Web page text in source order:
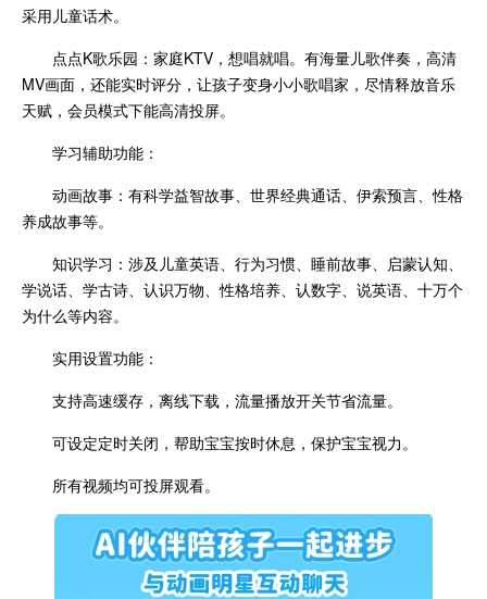
采用儿童话术。
点点K歌乐园：家庭KTV，想唱就唱。有海量儿歌伴奏，高清
MV画面，还能实时评分，让孩子变身小小歌唱家，尽情释放音乐
天赋，会员模式下能高清投屏。
学习辅助功能：
动画故事：有科学益智故事、世界经典通话、伊索预言、性格
养成故事等。
知识学习：涉及儿童英语、行为习惯、睡前故事、启蒙认知、
学说话、学古诗、认识万物、性格培养、认数字、说英语、十万个
为什么等内容。
实用设置功能：
支持高速缓存，离线下载，流量播放开关节省流量。
可设定定时关闭，帮助宝宝按时休息，保护宝宝视力。
所有视频均可投屏观看。